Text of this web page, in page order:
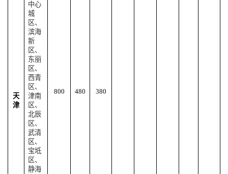
天
津
中心
城
区、
滨海
新
区、
东丽
区、
西青
区、
津南
区、
北辰
区、
武清
区、
宝坻
区、
静海
800 480 380